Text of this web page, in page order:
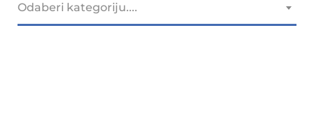
Odaberi kategoriju....